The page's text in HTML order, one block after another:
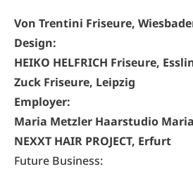
Von Trentini Friseure,
Design:
HEIKO HELFRICH Friseure,
Zuck Friseure, Leipzig
Employer:
Maria Metzler Haarstudio
NEXXT HAIR PROJECT, Erfurt
Future Business: